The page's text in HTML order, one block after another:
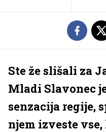
Ste že slišali za
Mladi Slavonec
senzacija regije,
njem izveste